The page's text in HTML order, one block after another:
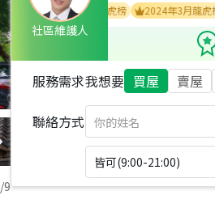
/9
社區維護人
2024年6月龍虎榜 2024年3月龍虎榜
服務需求我想要 買屋 賣屋
聯絡方式
皆可(9:00-21:00)